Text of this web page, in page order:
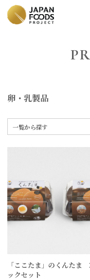
卵・乳製品
一覧から探す
「ここたま」のくんたま
ックセット